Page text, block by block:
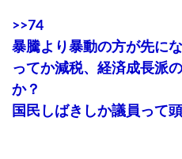
>>74
暴騰より暴動の方が先に
ってか減税、経済成長派
か？
国民しばきしか議員って